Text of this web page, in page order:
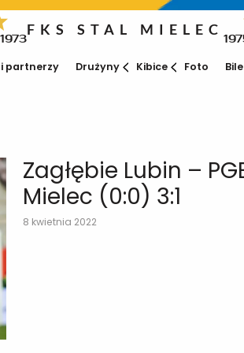
FKS STAL MIELEC
partnerzy Drużyny Kibice Foto
Zagłębie Lubin –
Mielec (0:0) 3:1
8 kwietnia 2022